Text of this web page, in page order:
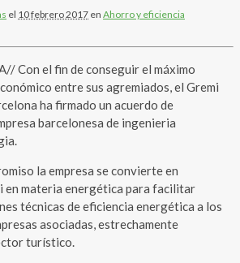
el 10 febrero 2017 en Ahorro y eficiencia
Con el fin de conseguir el máximo
entre sus agremiados, el Gremi
ha firmado un acuerdo de
barcelonesa de ingenieria
la empresa se convierte en
en materia energética para facilitar
técnicas de eficiencia energética a los
asociadas, estrechamente
turístico.